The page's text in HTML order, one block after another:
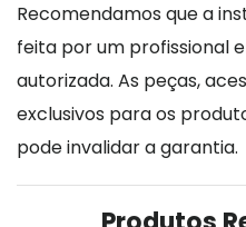
Recomendamos que a
feita por um profissional
autorizada. As peças,
exclusivos para os
pode invalidar a garantia.